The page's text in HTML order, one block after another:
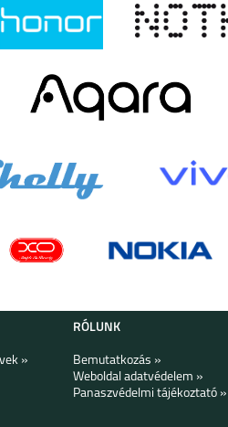
»
RÓLUNK
Bemutatkozás »
Weboldal adatvédelem »
Panaszvédelmi tájékoztató »